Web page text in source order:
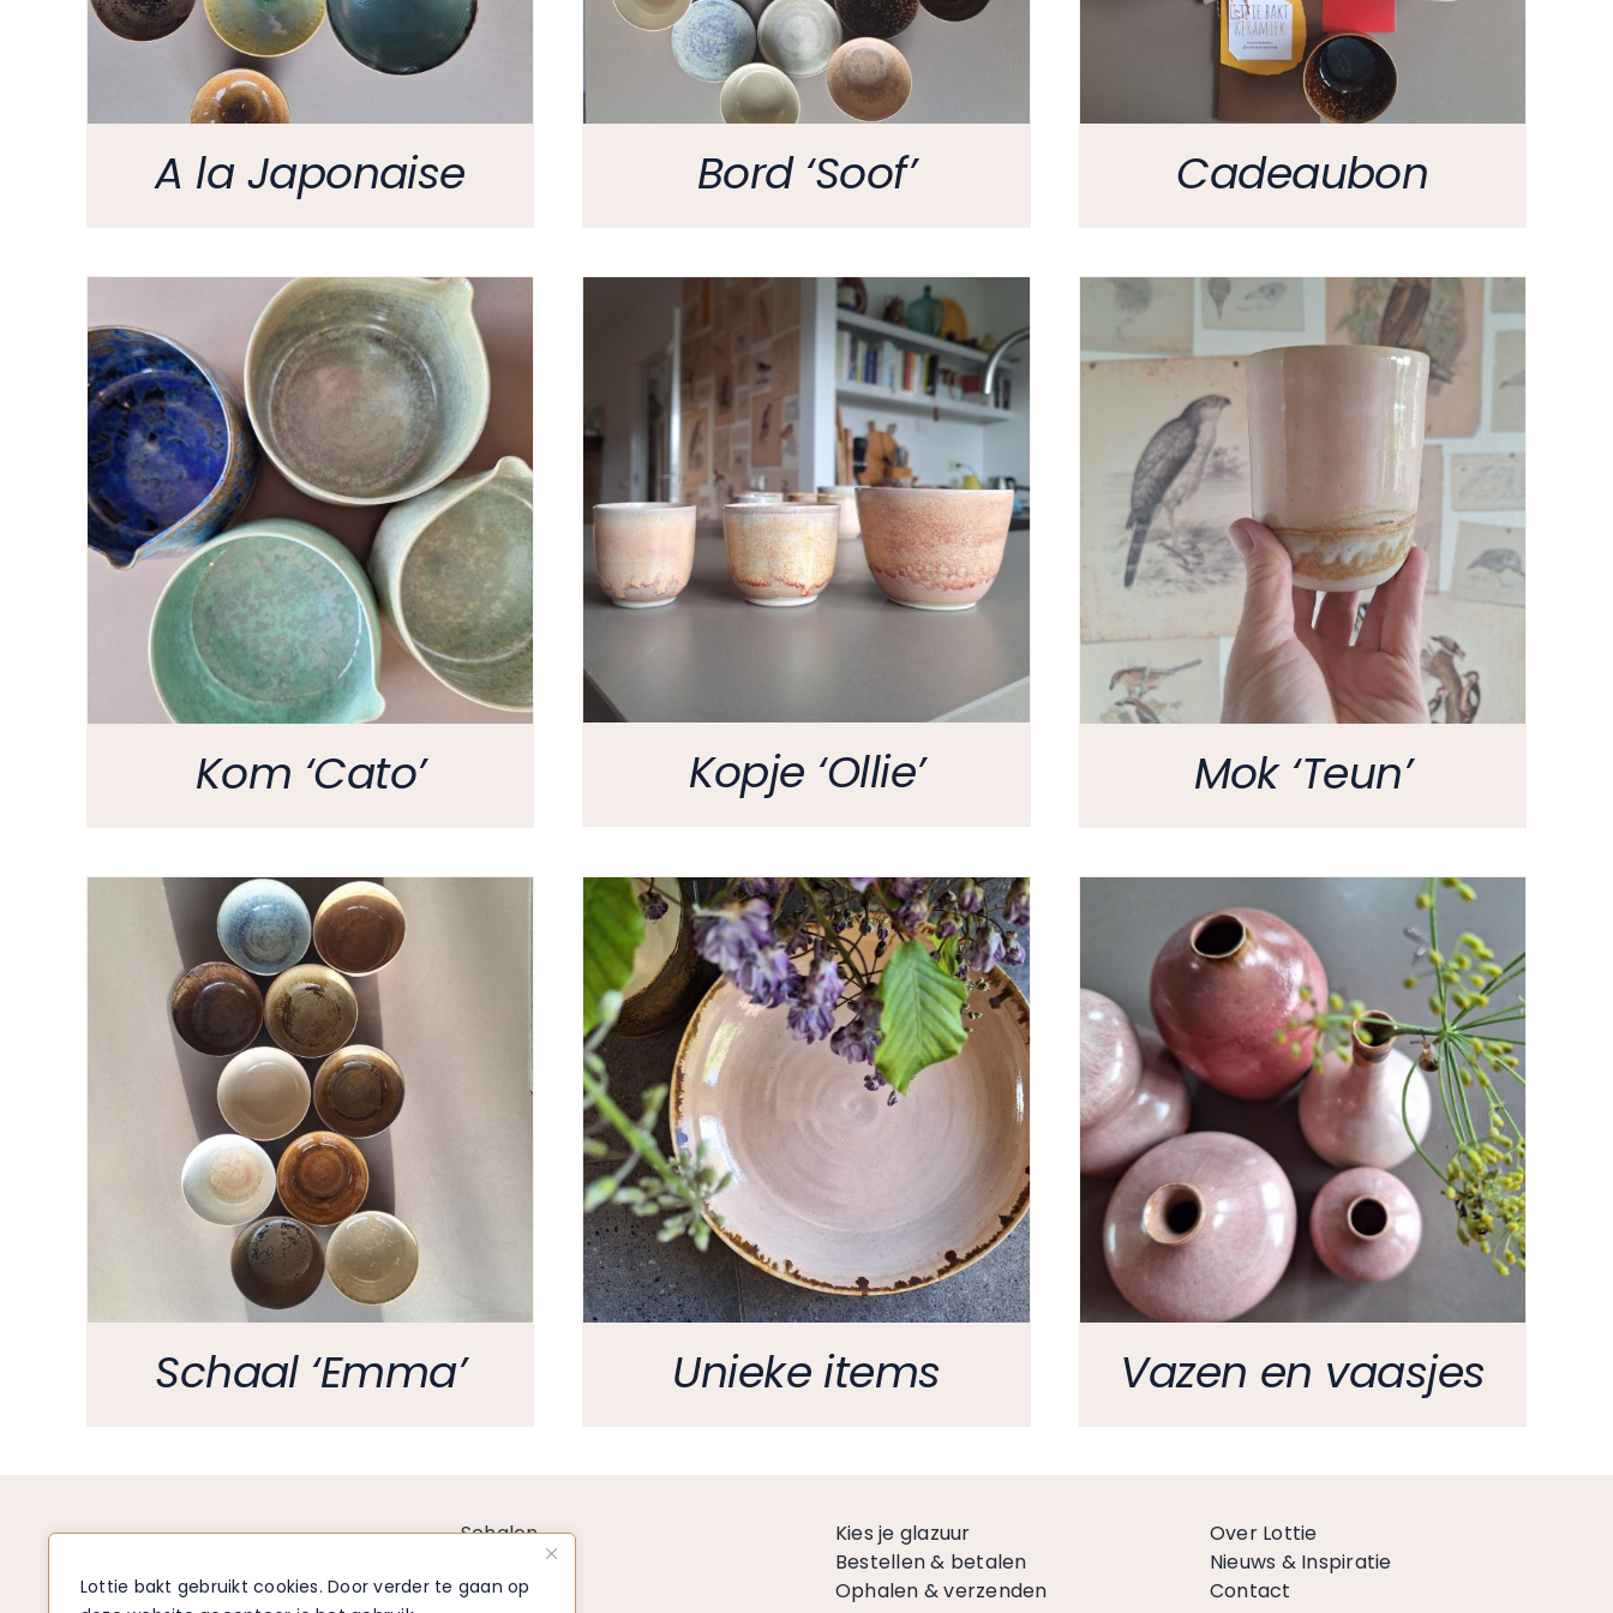
Lottie bakt gebruikt cookies. Door verder te gaan op
A la Japonaise Bord ‘Soof’ Cadeaubon
Kom ‘Cato’ Kopje ‘Ollie’ Mok ‘Teun’
Schaal ‘Emma’ Unieke items Vazen en vaasjes
Schalen
Mokken
Kies je glazuur
Bestellen & betalen
Ophalen & verzenden
Over Lottie
Nieuws & Inspiratie
Contact